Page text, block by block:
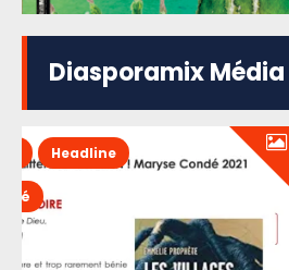
Diasporamix Média
A la une Headline
Politique